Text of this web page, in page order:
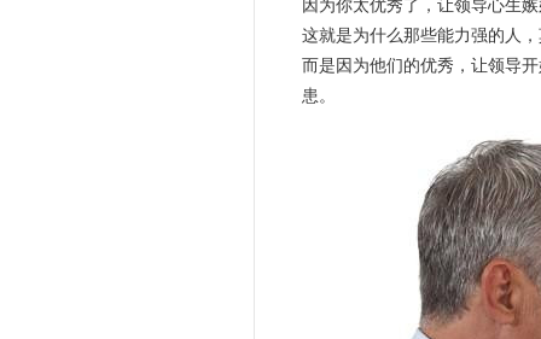
因为你太优秀了，让领导心生
这就是为什么那些能力强的人
而是因为他们的优秀，让领导
患。